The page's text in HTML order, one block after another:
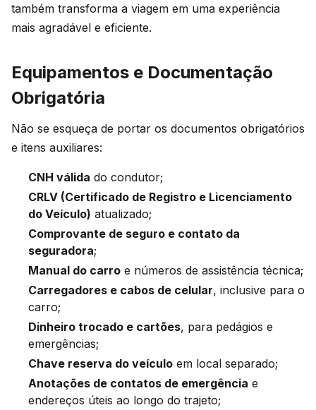
também transforma a viagem em uma experiência
mais agradável e eficiente.
Equipamentos e Documentação
Obrigatória
Não se esqueça de portar os documentos obrigatórios
e itens auxiliares:
CNH válida do condutor;
CRLV (Certificado de Registro e Licenciamento
do Veículo) atualizado;
Comprovante de seguro e contato da
seguradora;
Manual do carro e números de assistência técnica;
Carregadores e cabos de celular, inclusive para o
carro;
Dinheiro trocado e cartões, para pedágios e
emergências;
Chave reserva do veículo em local separado;
Anotações de contatos de emergência e
endereços úteis ao longo do trajeto;